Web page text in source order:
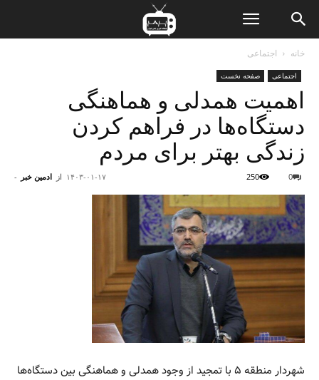
خانه اجتماعی
اجتماعی صفحه نخست
اهمیت همدلی و هماهنگی
دستگاه‌ها در فراهم کردن
زندگی بهتر برای مردم
از ادمین خبر - ۱۴۰۳-۰۱-۱۷ 0
250
شهردار منطقه ۵ با تمجید از وجود همدلی و هماهنگی بین دستگاه‌ها